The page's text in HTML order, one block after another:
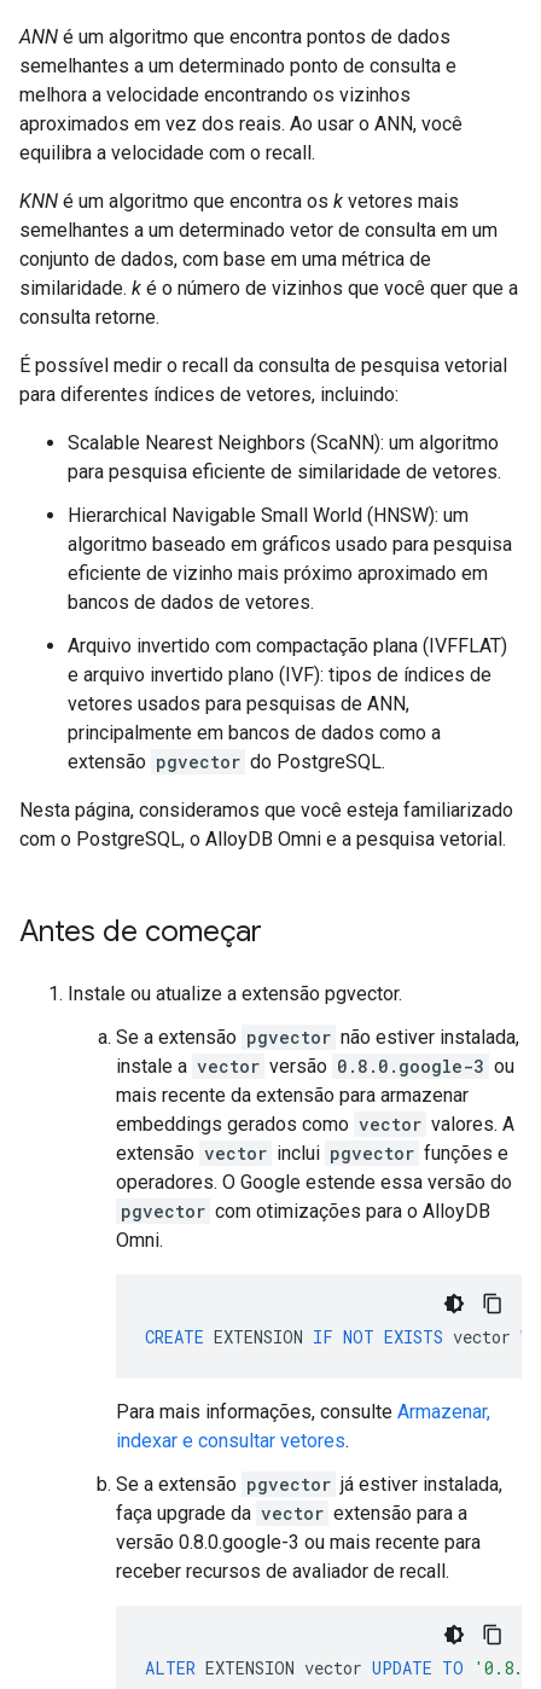
ANN é um algoritmo que encontra pontos de dados
semelhantes a um determinado ponto de consulta e
melhora a velocidade encontrando os vizinhos
aproximados em vez dos reais. Ao usar o ANN, você
equilibra a velocidade com o recall.
KNN é um algoritmo que encontra os k vetores mais
semelhantes a um determinado vetor de consulta em um
conjunto de dados, com base em uma métrica de
similaridade. k é o número de vizinhos que você quer que a
consulta retorne.
É possível medir o recall da consulta de pesquisa vetorial
para diferentes índices de vetores, incluindo:
Scalable Nearest Neighbors (ScaNN): um algoritmo
para pesquisa eficiente de similaridade de vetores.
Hierarchical Navigable Small World (HNSW): um
algoritmo baseado em gráficos usado para pesquisa
eficiente de vizinho mais próximo aproximado em
bancos de dados de vetores.
Arquivo invertido com compactação plana (IVFFLAT)
e arquivo invertido plano (IVF): tipos de índices de
vetores usados para pesquisas de ANN,
principalmente em bancos de dados como a
extensão pgvector do PostgreSQL.
Nesta página, consideramos que você esteja familiarizado
com o PostgreSQL, o AlloyDB Omni e a pesquisa vetorial.
Antes de começar
Instale ou atualize a extensão pgvector.
Se a extensão pgvector não estiver instalada,
instale a vector versão 0.8.0.google-3 ou
mais recente da extensão para armazenar
embeddings gerados como vector valores. A
extensão vector inclui pgvector funções e
operadores. O Google estende essa versão do
pgvector com otimizações para o AlloyDB
Omni.
CREATE EXTENSION IF NOT EXISTS vector
Para mais informações, consulte Armazenar,
indexar e consultar vetores.
Se a extensão pgvector já estiver instalada,
faça upgrade da vector extensão para a
versão 0.8.0.google-3 ou mais recente para
receber recursos de avaliador de recall.
ALTER EXTENSION vector UPDATE TO